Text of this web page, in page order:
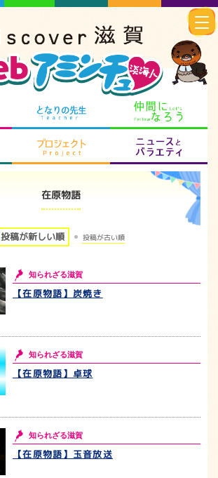
知られざる滋賀 となりの先生
まるまる地元ネタ プロジェクト
在原物語
投稿が新しい順 投稿が古い順
知られざる滋賀
【在原物語】炭焼き
知られざる滋賀
【在原物語】卓球
知られざる滋賀
【在原物語】玉音放送